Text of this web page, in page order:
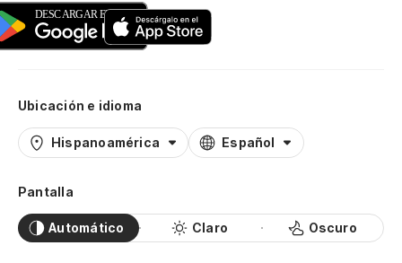
Ubicación e idioma
Hispanoamérica Español
Pantalla
Automático Claro Oscuro